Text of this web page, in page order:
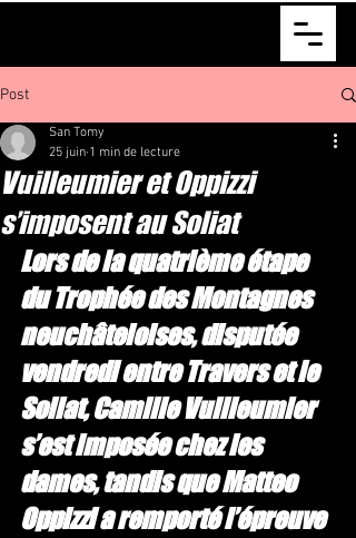
Post
Vuilleumier et Oppizzi
s’imposent au Soliat
San Tomy
25 juin 1 min de lecture
Lors de la quatrième étape
du Trophée des Montagnes
neuchâteloises, disputée
vendredi entre Travers et le
Soliat, Camille Vuilleumier
s’est imposée chez les
dames, tandis que Matteo
Oppizzi a remporté l’épreuve